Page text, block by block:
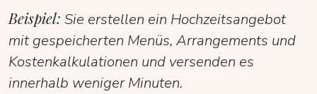
Beispiel: Sie erstellen ein Hochzeitsangebot
mit gespeicherten Menüs, Arrangements und
Kostenkalkulationen und versenden es
innerhalb weniger Minuten.